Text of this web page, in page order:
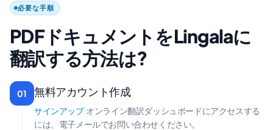
必要な手順
PDFドキュメントをLingalaに
翻訳する方法は?
01 無料アカウント作成
サインアップオンライン翻訳ダッシュボードにアクセスする
には、電子メールでお問い合わせください。